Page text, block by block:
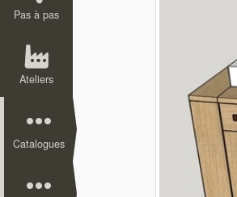
Pas à pas
Ateliers
Catalogues